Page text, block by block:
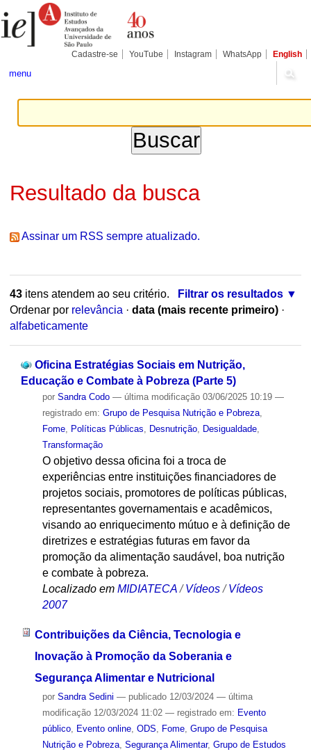
para
conteúdo.
Pessoais
Cadastre-se YouTube Instagram WhatsApp English
menu
Resultado da busca
Assinar um RSS sempre atualizado.
43itens atendem ao seu critério.
Filtrar os resultados
Ordenar por relevância · data (mais recente primeiro) ·
alfabeticamente
Oficina Estratégias Sociais em Nutrição,
Educação e Combate à Pobreza (Parte 5)
por Sandra Codo — última modificação03/06/2025 10:19 —
registrado em: Grupo de Pesquisa Nutrição e Pobreza,
Fome, Políticas Públicas Desnutrição, Desigualdade,
Transformação
O objetivo dessa oficina foi a troca de
experiências entre instituições financiadores de
projetos sociais, promotores de políticas públicas,
representantes governamentais e acadêmicos,
visando ao enriquecimento mútuo e à definição de
diretrizes e estratégias futuras em favor da
promoção da alimentação saudável, boa nutrição
e combate à pobreza.
Localizado em MIDIATECA /Vídeos /Vídeos
2007
Contribuições da Ciência, Tecnologia e
Inovação à Promoção da Soberania e
Segurança Alimentar e Nutricional
por Sandra Sedini — publicado12/03/2024 — última
modificação12/03/2024 11:02 — registrado em: Evento
público, Evento online, ODS Fome, Grupo de Pesquisa
Nutrição e Pobreza, Segurança Alimentar, Grupo de Estudos